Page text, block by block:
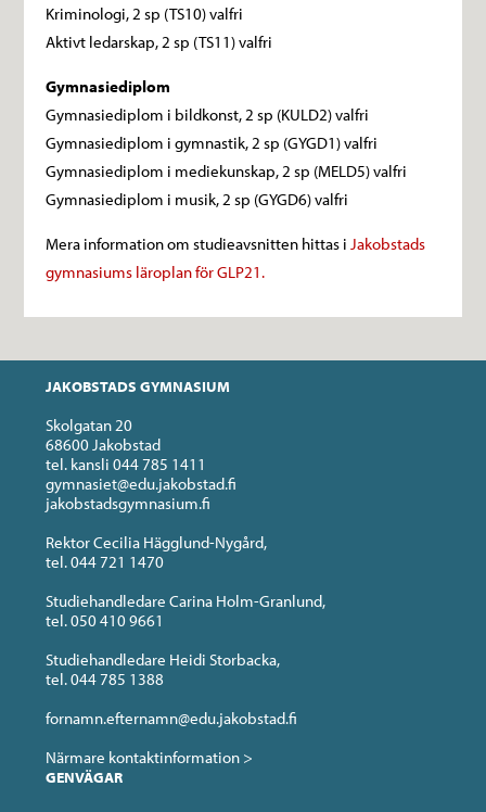
Kriminologi, 2 sp (TS10) valfri
Aktivt ledarskap, 2 sp (TS11) valfri
Gymnasiediplom
Gymnasiediplom i bildkonst, 2 sp (KULD2) valfri
Gymnasiediplom i gymnastik, 2 sp (GYGD1) valfri
Gymnasiediplom i mediekunskap, 2 sp (MELD5) valfri
Gymnasiediplom i musik, 2 sp (GYGD6) valfri
Mera information om studieavsnitten hittas iJakobstads
gymnasiums läroplan för GLP21.
JAKOBSTADS GYMNASIUM
Skolgatan 20
68600 Jakobstad
tel. kansli 044 785 1411
gymnasiet@edu.jakobstad.fi
jakobstadsgymnasium.fi
Rektor Cecilia Hägglund-Nygård,
tel. 044 721 1470
Studiehandledare Carina Holm-Granlund,
tel. 050 410 9661
Studiehandledare Heidi Storbacka,
tel. 044 785 1388
fornamn.efternamn@edu.jakobstad.fi
Närmare kontaktinformation >
GENVÄGAR